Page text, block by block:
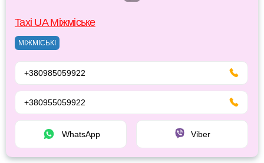
Taxi UA Міжміське
МІЖМІСЬКІ
+380985059922
+380955059922
WhatsApp Viber